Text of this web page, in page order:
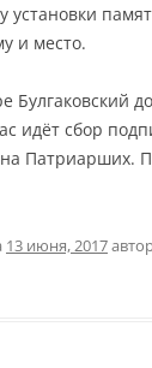
установки
и место.
Булгаковский
идёт сбор
Патриарших.
13 июня, 2017